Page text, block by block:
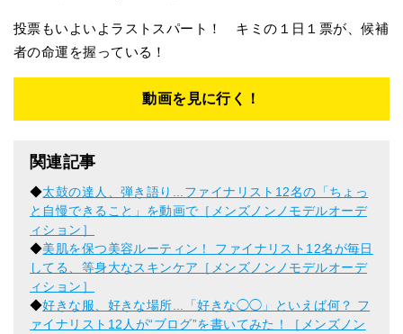
投票もいよいよラストスパート！ キミの１日１票が、候補
者の命運を握っている！
動画を見に行く！
関連記事
◆太鼓の達人、弾き語り...ファイナリスト12名の「ちょっ
と自慢できること」を動画で［メンズノンノモデルオーデ
ィション］
◆美肌を保つ美容ルーティン！ ファイナリスト12名が毎日
してる、等身大なスキンケア［メンズノンノモデルオーデ
ィション］
◆好きな服、好きな場所...「好きな◯◯」といえば何？ フ
ァイナリスト12人が“ブログ”を書いてみた！［メンズノン